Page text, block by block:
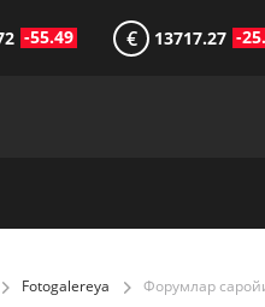
-55.49 € 13717.27 -
Fotogalereya